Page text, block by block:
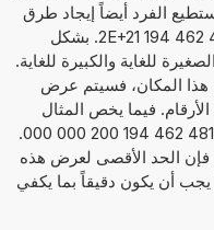
الفرد أيضاً إيجاد طرق
لكتابة الأرقام كما يلي 2,119 481 462 194 2E+21. بشكل
للغاية والكبيرة للغاية.
هذا المكان، فسيتم عرض
الأرقام. فيما يخص المثال
بالأعلى، سيظهر كما يلي 2 119 481 462 194 200 000 000.
الحد الأقصى لعرض هذه
14 موضع. هذا يجب أن يكون دقيقاً بما يكفي